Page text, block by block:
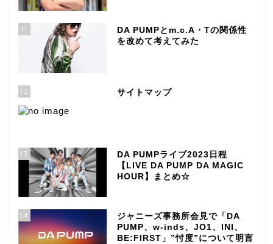
11
DA PUMPとm.c.A・Tの関係性
を改めて考えてみた
12 サイトマップ
13
DA PUMPライブ2023日程
【LIVE DA PUMP DA MAGIC
HOUR】まとめ☆
14
ジャニーズ事務所会見で「DA
PUMP、w-inds、JO1、INI、
BE:FIRST」”忖度”について明言